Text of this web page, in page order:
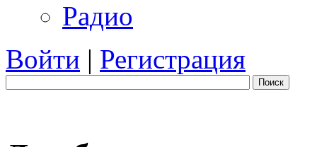
Радио
Войти | Регистрация
Поиск